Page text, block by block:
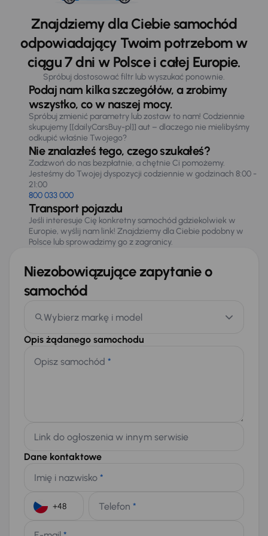
Znajdziemy dla Ciebie samochód
odpowiadający Twoim potrzebom w
ciągu 7 dni w Polsce i całej Europie.
Spróbuj dostosować filtr lub wyszukać ponownie.
Podaj nam kilka szczegółów, a zrobimy
wszystko, co w naszej mocy.
Spróbuj zmienić parametry lub zostaw to nam! Codziennie
skupujemy [[dailyCarsBuy-pl]] aut – dlaczego nie mielibyśmy
odkupić właśnie Twojego?
Nie znalazłeś tego, czego szukałeś?
Zadzwoń do nas bezpłatnie, a chętnie Ci pomożemy.
Jesteśmy do Twojej dyspozycji codziennie w godzinach 8:00 -
21:00
800 033 000
Transport pojazdu
Jeśli interesuje Cię konkretny samochód gdziekolwiek w
Europie, wyślij nam link! Znajdziemy dla Ciebie podobny w
Polsce lub sprowadzimy go z zagranicy.
Niezobowiązujące zapytanie o
samochód
Wybierz markę i model
Opis żądanego samochodu
Opisz samochód *
Link do ogłoszenia w innym serwisie
Dane kontaktowe
Imię i nazwisko *
Telefon *